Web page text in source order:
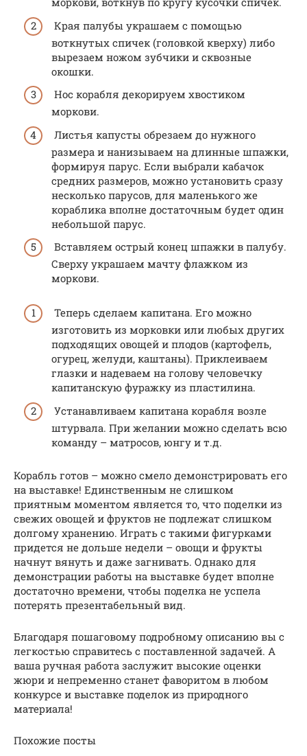
Края палубы украшаем с помощью
воткнутых спичек (головкой кверху) либо
вырезаем ножом зубчики и сквозные
окошки.
Нос корабля декорируем хвостиком
моркови.
Листья капусты обрезаем до нужного
размера и нанизываем на длинные шпажки,
формируя парус. Если выбрали кабачок
средних размеров, можно установить сразу
несколько парусов, для маленького же
кораблика вполне достаточным будет один
небольшой парус.
Вставляем острый конец шпажки в палубу.
Сверху украшаем мачту флажком из
моркови.
Теперь сделаем капитана. Его можно
изготовить из морковки или любых других
подходящих овощей и плодов (картофель,
огурец, желуди, каштаны). Приклеиваем
глазки и надеваем на голову человечку
капитанскую фуражку из пластилина.
Устанавливаем капитана корабля возле
штурвала. При желании можно сделать всю
команду – матросов, юнгу и т.д.
Корабль готов – можно смело демонстрировать его
на выставке! Единственным не слишком
приятным моментом является то, что поделки из
свежих овощей и фруктов не подлежат слишком
долгому хранению. Играть с такими фигурками
придется не дольше недели – овощи и фрукты
начнут вянуть и даже загнивать. Однако для
демонстрации работы на выставке будет вполне
достаточно времени, чтобы поделка не успела
потерять презентабельный вид.
Благодаря пошаговому подробному описанию вы с
легкостью справитесь с поставленной задачей. А
ваша ручная работа заслужит высокие оценки
жюри и непременно станет фаворитом в любом
конкурсе и выставке поделок из природного
материала!
Похожие посты